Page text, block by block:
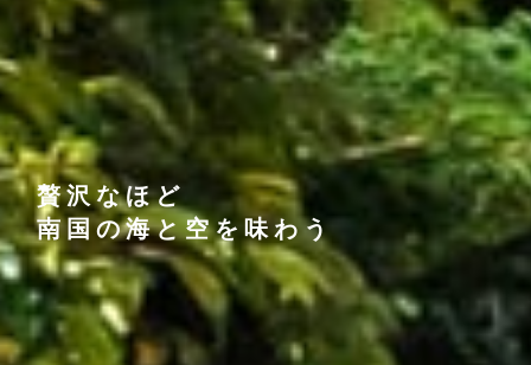
贅沢なほど
南国の海と空を味わう
贅沢なほど
南国の海と空を味わう
贅沢なほど
南国の海と空を味わう